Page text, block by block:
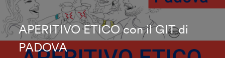
APERITIVO ETICO con il GIT di
PADOVA